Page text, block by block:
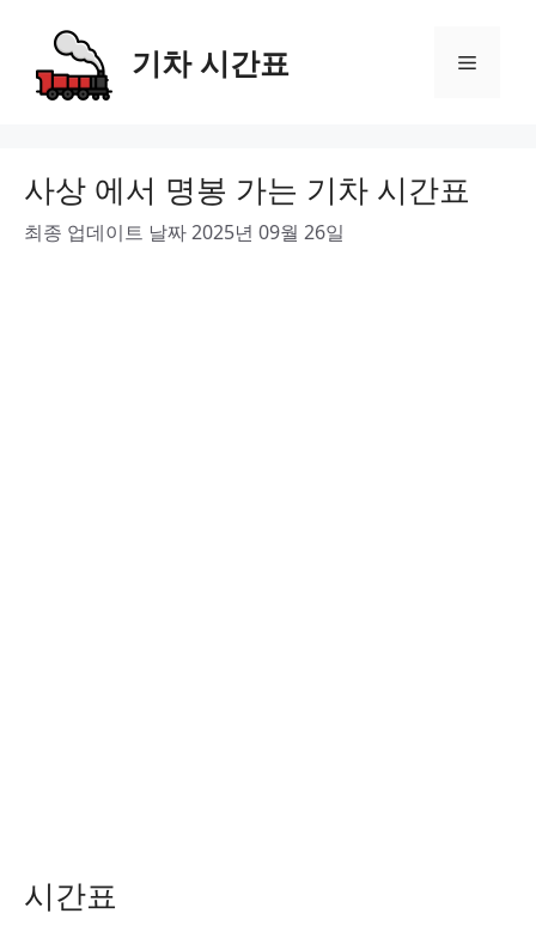
content
기차 시간표 Menu
사상 에서 명봉 가는 기차 시간표
최종 업데이트 날짜 2025년 09월 26일
시간표